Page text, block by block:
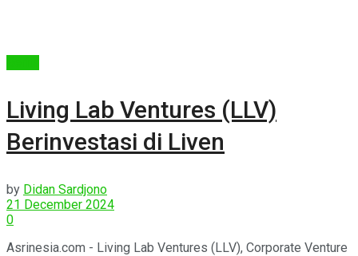
Living Lab Ventures (LLV)
Berinvestasi di Liven
by Didan Sardjono
21 December 2024
0
Asrinesia.com - Living Lab Ventures (LLV), Corporate Venture